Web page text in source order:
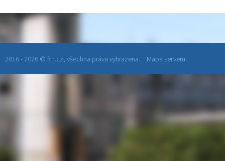
2016 - 2026 © ftn.cz, všechna práva vyhrazena. Mapa serveru.